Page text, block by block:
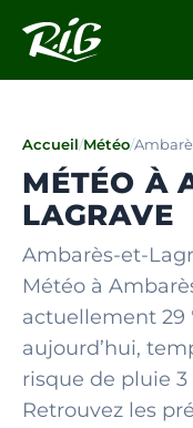
Accueil/Météo/
MÉTÉO À
LAGRAVE
Ambarès-et-
Météo à
actuellement 29
aujourd’hui,
risque de pluie 3
Retrouvez les